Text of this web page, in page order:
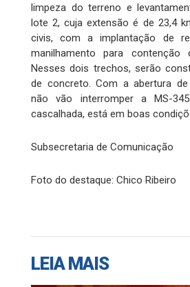
limpeza do terreno e
lote 2, cuja extensão é de 23,4
civis, com a implantação de
manilhamento para contenção
Nesses dois trechos, serão
de concreto. Com a abertura
não vão interromper a MS-
cascalhada, está em boas
Subsecretaria de Comunicação
Foto do destaque: Chico Ribeiro
LEIA MAIS